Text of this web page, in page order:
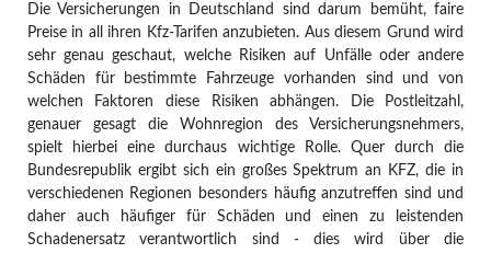
Die Versicherungen in Deutschland sind darum bemüht, faire
Preise in all ihren Kfz-Tarifen anzubieten. Aus diesem Grund wird
sehr genau geschaut, welche Risiken auf Unfälle oder andere
Schäden für bestimmte Fahrzeuge vorhanden sind und von
welchen Faktoren diese Risiken abhängen. Die Postleitzahl,
genauer gesagt die Wohnregion des Versicherungsnehmers,
spielt hierbei eine durchaus wichtige Rolle. Quer durch die
Bundesrepublik ergibt sich ein großes Spektrum an KFZ, die in
verschiedenen Regionen besonders häufig anzutreffen sind und
daher auch häufiger für Schäden und einen zu leistenden
Schadenersatz verantwortlich sind - dies wird über die